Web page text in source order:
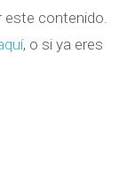
este contenido.
, o si ya eres